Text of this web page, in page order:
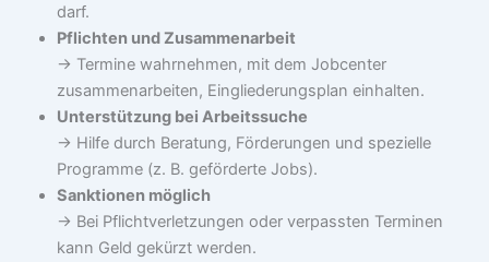
darf.
Pflichten und Zusammenarbeit
→ Termine wahrnehmen, mit dem Jobcenter
zusammenarbeiten, Eingliederungsplan einhalten.
Unterstützung bei Arbeitssuche
→ Hilfe durch Beratung, Förderungen und spezielle
Programme (z. B. geförderte Jobs).
Sanktionen möglich
→ Bei Pflichtverletzungen oder verpassten Terminen
kann Geld gekürzt werden.